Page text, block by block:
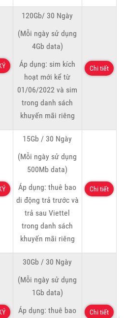
120Gb/ 30 Ngày
(Mỗi ngày sử dụng
4Gb data)
Áp dụng: sim kích
hoạt mới kể từ
01/06/2022 và sim
trong danh sách
khuyến mãi riêng
Chi tiết
15Gb / 30 Ngày
(Mỗi ngày sử dụng
500Mb data)
Áp dụng: thuê bao
di động trả trước và
trả sau Viettel
trong danh sách
khuyến mãi riêng
Chi tiết
30Gb / 30 Ngày
(Mỗi ngày sử dụng
1Gb data)
Áp dụng: thuê bao
Chi tiết